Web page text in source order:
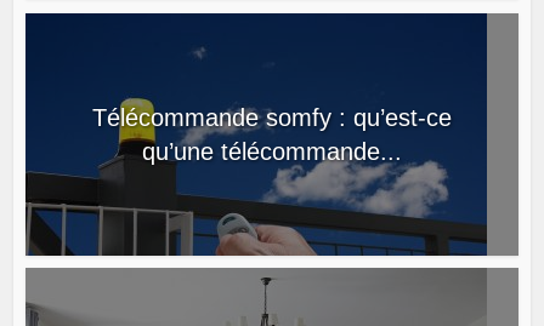
Télécommande somfy : qu’est-ce
qu’une télécommande...